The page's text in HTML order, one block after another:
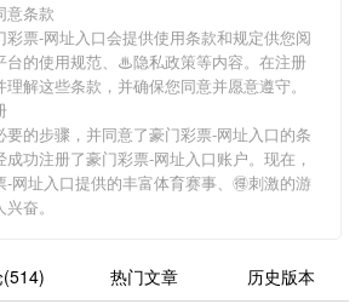
意条款
票-网址入口会提供使用条款和规定供您阅
台的使用规范、♨隐私政策等内容。在注册
解这些条款，并确保您同意并愿意遵守。
要的步骤，并同意了豪门彩票-网址入口的条
功注册了豪门彩票-网址入口账户。现在，
网址入口提供的丰富体育赛事、🉐刺激的游
奋。
热门文章 历史版本